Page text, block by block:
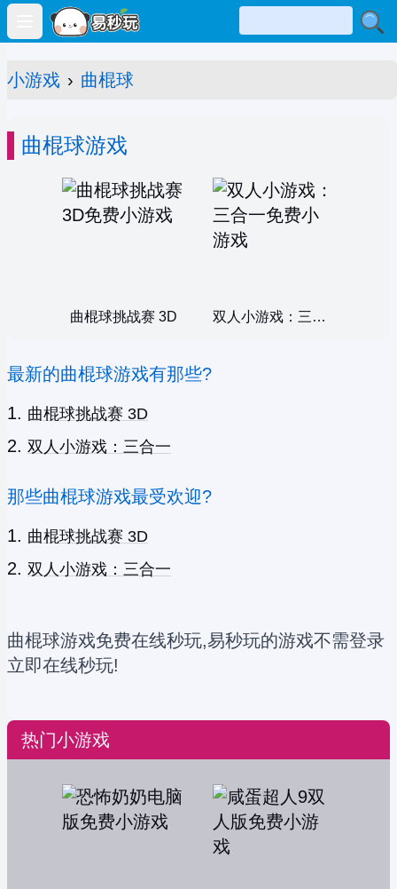
Open main menu
小游戏 › 曲棍球
曲棍球游戏
曲棍球挑战赛 3D 双人小游戏：三合一
最新的曲棍球游戏有那些?
曲棍球挑战赛 3D
双人小游戏：三合一
那些曲棍球游戏最受欢迎?
曲棍球挑战赛 3D
双人小游戏：三合一
曲棍球游戏免费在线秒玩,易秒玩的游戏不需登录
立即在线秒玩!
热门小游戏